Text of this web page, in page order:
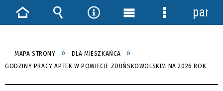
MAPA STRONY
DLA MIESZKAŃCA
GODZINY PRACY APTEK W POWIECIE ZDUŃSKOWOLSKIM NA 2026 ROK
StronaWyszukiwarka
Narzędzia
Menu Menu
panel